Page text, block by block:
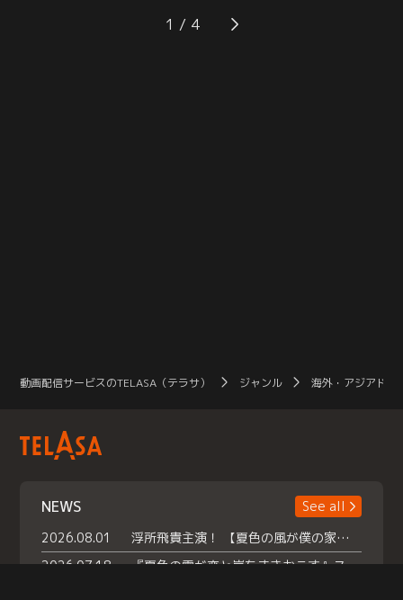
惑していた。
1
動画配信サービスのTELASA（テラサ） ジャンル 海外・アジアドラ
NEWS
See all
2026.08.01
浮所飛貴主演！ 【夏色の風が僕の家にやってきた】 本日よりテラサで独占配信スタート！
2026.07.18
『夏色の雲が恋と嵐をまきおこす』スペシャルメイキング 【Part1】2026年７月18日（土）23時30分～配信スタート！話題のシーンの裏側を大公開！豪華キャスト大集合！ 『武宮家 真夏の家族会議』開催！